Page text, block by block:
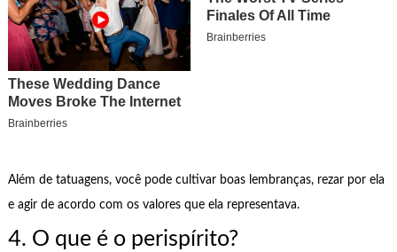
Além de tatuagens, você pode cultivar boas lembranças, rezar por ela
e agir de acordo com os valores que ela representava.
4. O que é o perispírito?